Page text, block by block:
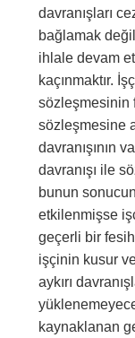
davranışları
bağlamak
ihlale devam
kaçınmaktır.
sözleşmesinin
sözleşmesine
davranışının
davranışı ile
bunun
etkilenmişse
geçerli bir
işçinin kusur
aykırı
kaynaklanan